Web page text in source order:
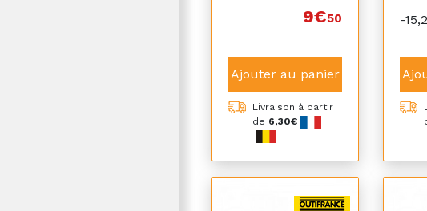
9€50
Ajouter au panier
Livraison à partir
de 6,30€
-